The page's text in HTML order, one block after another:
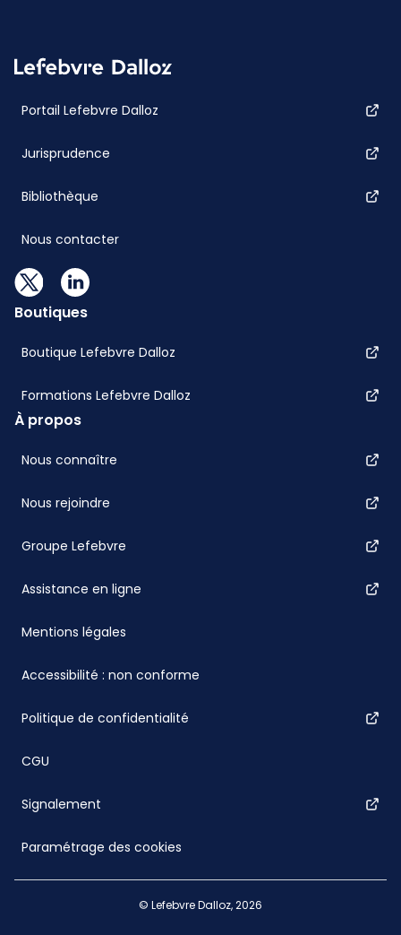
Portail Lefebvre Dalloz
Jurisprudence
Bibliothèque
Nous contacter
Boutiques
Boutique Lefebvre Dalloz
Formations Lefebvre Dalloz
À propos
Nous connaître
Nous rejoindre
Groupe Lefebvre
Assistance en ligne
Mentions légales
Accessibilité : non conforme
Politique de confidentialité
CGU
Signalement
Paramétrage des cookies
© Lefebvre Dalloz, 2026